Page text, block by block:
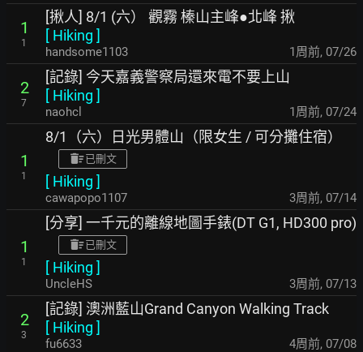
1
1
[揪人] 8/1 (六） 觀霧 榛山主峰●北峰 揪
[ Hiking ]
handsome1103 1周前, 07/26
2
7
[記錄] 今天嘉義警察局還來電不要上山
[ Hiking ]
naohcl 1周前, 07/24
1
1
8/1（六）日光男體山（限女生 / 可分攤住宿）
已刪文
[ Hiking ]
cawapopo1107 3周前, 07/14
1
1
[分享] 一千元的離線地圖手錶(DT G1, HD300 pro)
已刪文
[ Hiking ]
UncleHS 3周前, 07/13
2
3
[記錄] 澳洲藍山Grand Canyon Walking Track
[ Hiking ]
fu6633 4周前, 07/08